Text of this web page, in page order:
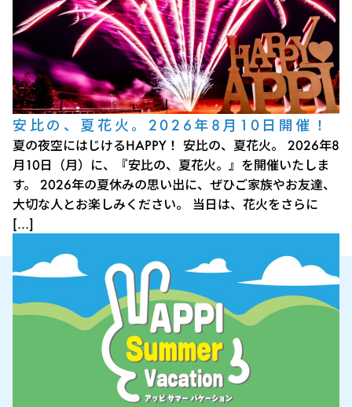
安比の、夏花火。2026年8月10日開催！
夏の夜空にはじけるHAPPY！ 安比の、夏花火。 2026年8
月10日（月）に、『安比の、夏花火。』を開催いたしま
す。 2026年の夏休みの思い出に、ぜひご家族やお友達、
大切な人とお楽しみください。 当日は、花火をさらに
[…]